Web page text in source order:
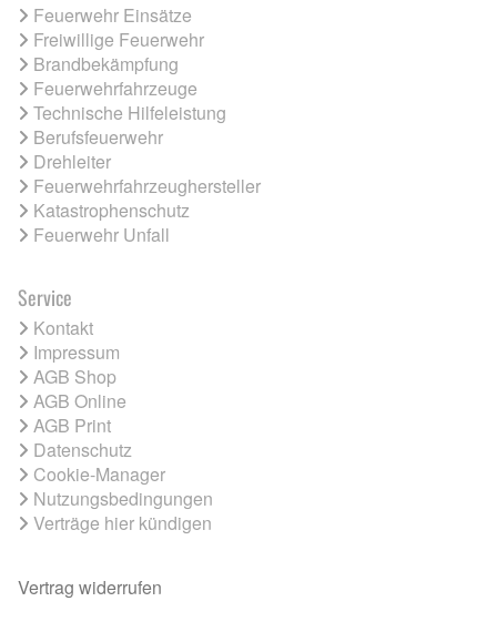
Feuerwehr Einsätze
Freiwillige Feuerwehr
Brandbekämpfung
Feuerwehrfahrzeuge
Technische Hilfeleistung
Berufsfeuerwehr
Drehleiter
Feuerwehrfahrzeughersteller
Katastrophenschutz
Feuerwehr Unfall
Service
Kontakt
Impressum
AGB Shop
AGB Online
AGB Print
Datenschutz
Cookie-Manager
Nutzungsbedingungen
Verträge hier kündigen
Vertrag widerrufen